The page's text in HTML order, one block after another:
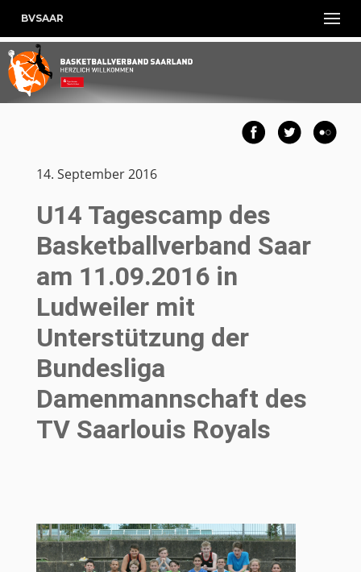
BVSAAR
14. September 2016
U14 Tagescamp des
Basketballverband Saar
am 11.09.2016 in
Ludweiler mit
Unterstützung der
Bundesliga
Damenmannschaft des
TV Saarlouis Royals